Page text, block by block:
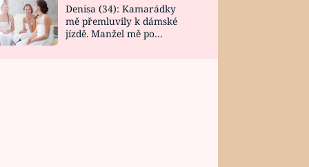
Denisa (34): Kamarádky
mě přemluvily k dámské
jízdě. Manžel mě po